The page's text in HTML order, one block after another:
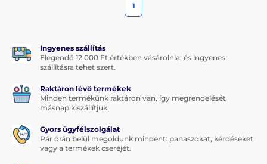
1
Ingyenes szállítás
Elegendő 12 000 Ft értékben vásárolnia, és ingyenes
szállításra tehet szert.
Raktáron lévő termékek
Minden termékünk raktáron van, így megrendelését
másnap kiszállítjuk.
Gyors ügyfélszolgálat
Pár órán belül megoldunk mindent: panaszokat, kérdéseket
vagy a termékek cseréjét.